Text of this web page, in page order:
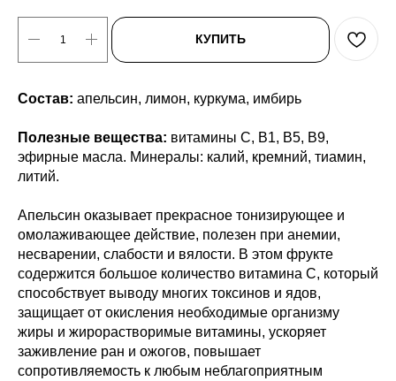
КУПИТЬ
Состав: апельсин, лимон, куркума, имбирь
Полезные вещества: витамины С, В1, В5, В9,
эфирные масла. Минералы: калий, кремний, тиамин,
литий.
Апельсин оказывает прекрасное тонизирующее и
омолаживающее действие, полезен при анемии,
несварении, слабости и вялости. В этом фрукте
содержится большое количество витамина С, который
способствует выводу многих токсинов и ядов,
защищает от окисления необходимые организму
жиры и жирорастворимые витамины, ускоряет
заживление ран и ожогов, повышает
сопротивляемость к любым неблагоприятным